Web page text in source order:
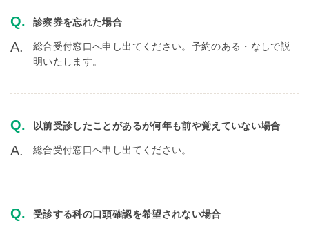
診察券を忘れた場合
総合受付窓口へ申し出てください。予約のある・なしで説
明いたします。
以前受診したことがあるが何年も前や覚えていない場合
総合受付窓口へ申し出てください。
受診する科の口頭確認を希望されない場合